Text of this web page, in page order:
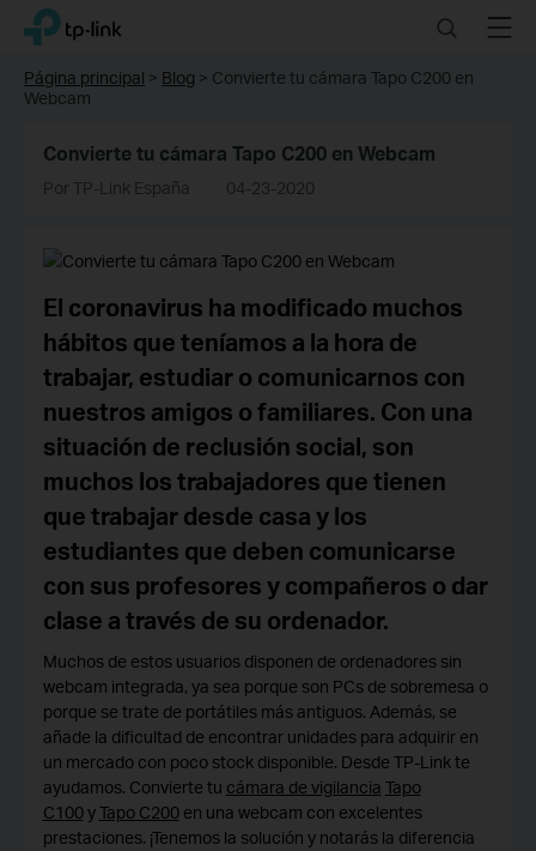
Click
the
TP-Link, Reliably Smart SearchMenu
Página principal > Blog > Convierte tu cámara Tapo C200 en
Webcam
Convierte tu cámara Tapo C200 en Webcam
Por TP-Link España 04-23-2020
El coronavirus ha modificado muchos
hábitos que teníamos a la hora de
trabajar, estudiar o comunicarnos con
nuestros amigos o familiares. Con una
situación de reclusión social, son
muchos los trabajadores que tienen
que trabajar desde casa y los
estudiantes que deben comunicarse
con sus profesores y compañeros o dar
clase a través de su ordenador.
Muchos de estos usuarios disponen de ordenadores sin
webcam integrada, ya sea porque son PCs de sobremesa o
porque se trate de portátiles más antiguos. Además, se
añade la dificultad de encontrar unidades para adquirir en
un mercado con poco stock disponible. Desde TP-Link te
ayudamos. Convierte tu cámara de vigilancia Tapo
C100yTapo C200en una webcam con excelentes
prestaciones. ¡Tenemos la solución y notarás la diferencia